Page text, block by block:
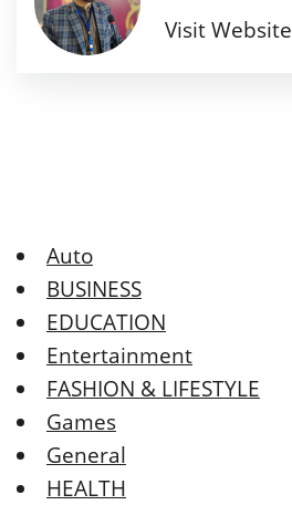
Visit Website
Auto
BUSINESS
EDUCATION
Entertainment
FASHION & LIFESTYLE
Games
General
HEALTH